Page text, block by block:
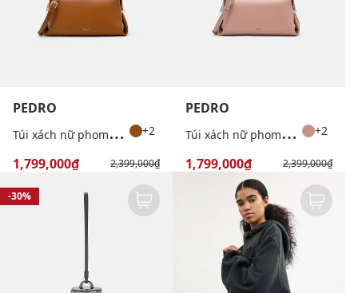
PEDRO
T
úi xách nữ phom chữ nhật Lia +2
1,799,000₫ 2,399,000₫
PEDRO
T
úi xách nữ phom chữ nhật Lia +2
1,799,000₫ 2,399,000₫
-30%